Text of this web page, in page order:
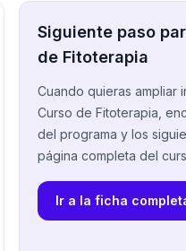
Siguiente paso
de Fitoterapia
Cuando quieras ampliar
Curso de Fitoterapia,
del programa y los
página completa del
Ir a la ficha